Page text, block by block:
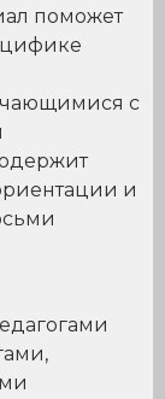
поможет
с
и